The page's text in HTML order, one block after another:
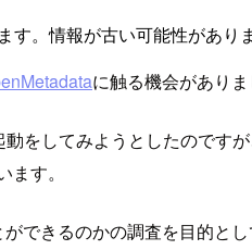
。情報が古い可能性があり
に触る機会があり
をしてみようとしたので
す。
できるのかの調査を目的と